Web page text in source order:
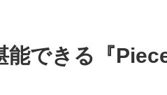
能できる『